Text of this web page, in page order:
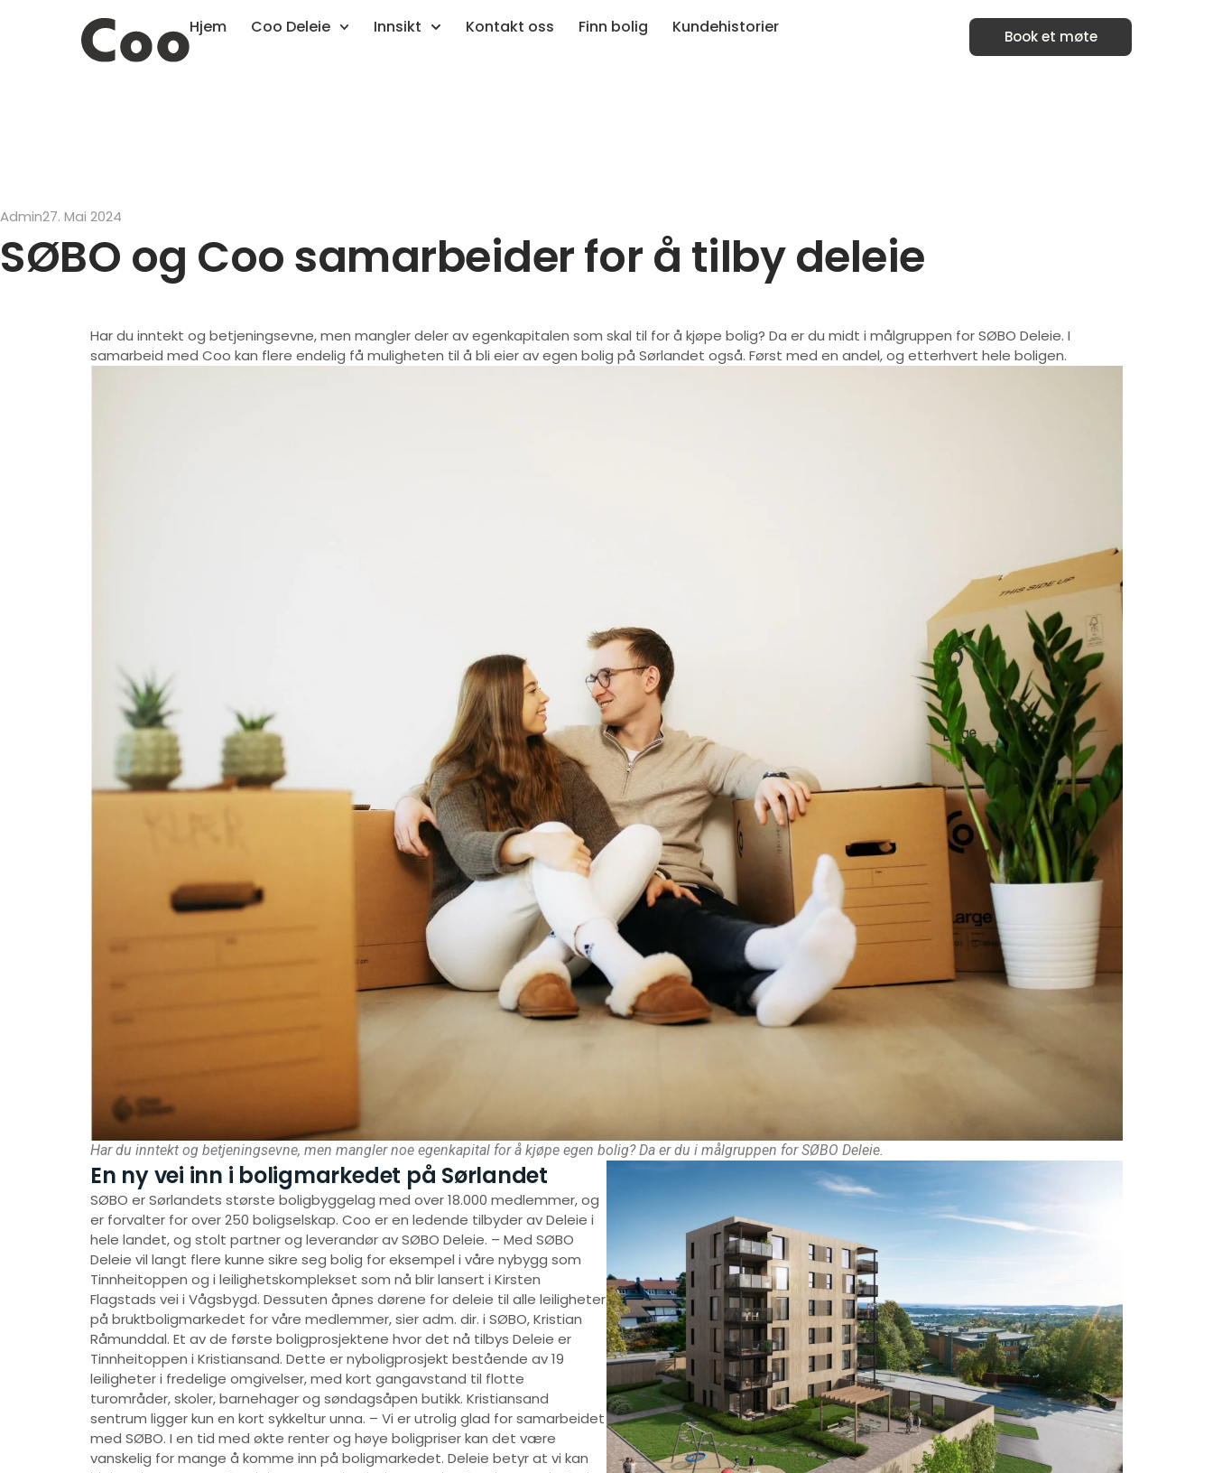
Hjem Coo Deleie Innsikt Kontakt oss Finn bolig Kundehistorier Book et møte
Admin27. Mai 2024
SØBO og Coo samarbeider for å tilby deleie
Har du inntekt og betjeningsevne, men mangler deler av egenkapitalen som skal til for å kjøpe bolig? Da er du midt i målgruppen for SØBO Deleie. I
samarbeid med Coo kan flere endelig få muligheten til å bli eier av egen bolig på Sørlandet også. Først med en andel, og etterhvert hele boligen.
Har du inntekt og betjeningsevne, men mangler noe egenkapital for å kjøpe egen bolig? Da er du i målgruppen for SØBO Deleie.
En ny vei inn i boligmarkedet på Sørlandet
SØBO er Sørlandets største boligbyggelag med over 18.000 medlemmer, og
er forvalter for over 250 boligselskap. Coo er en ledende tilbyder av Deleie i
hele landet, og stolt partner og leverandør av SØBO Deleie. – Med SØBO
Deleie vil langt flere kunne sikre seg bolig for eksempel i våre nybygg som
Tinnheitoppen og i leilighetskomplekset som nå blir lansert i Kirsten
Flagstads vei i Vågsbygd. Dessuten åpnes dørene for deleie til alle leiligheter
på bruktboligmarkedet for våre medlemmer, sier adm. dir. i SØBO, Kristian
Råmunddal. Et av de første boligprosjektene hvor det nå tilbys Deleie er
Tinnheitoppen i Kristiansand. Dette er nyboligprosjekt bestående av 19
leiligheter i fredelige omgivelser, med kort gangavstand til flotte
turområder, skoler, barnehager og søndagsåpen butikk. Kristiansand
sentrum ligger kun en kort sykkeltur unna. – Vi er utrolig glad for samarbeidet
med SØBO. I en tid med økte renter og høye boligpriser kan det være
vanskelig for mange å komme inn på boligmarkedet. Deleie betyr at vi kan